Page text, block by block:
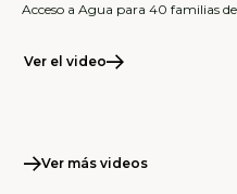
Acceso a Agua para 40 familias
Ver el video
Ver más videos